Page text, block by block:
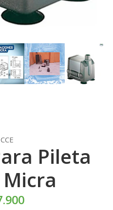
Pileta
Micra